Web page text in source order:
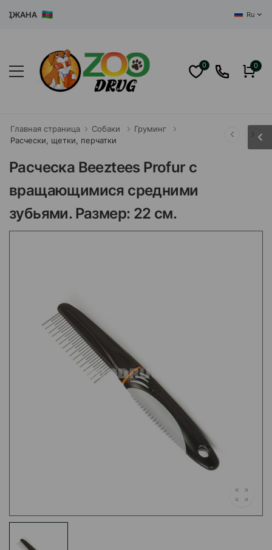
Ru
0 0
Главная страница Собаки
Груминг
Расчески, щетки, перчатки
Расческа Beeztees Profur с
вращающимися средними
зубьями. Размер: 22 см.